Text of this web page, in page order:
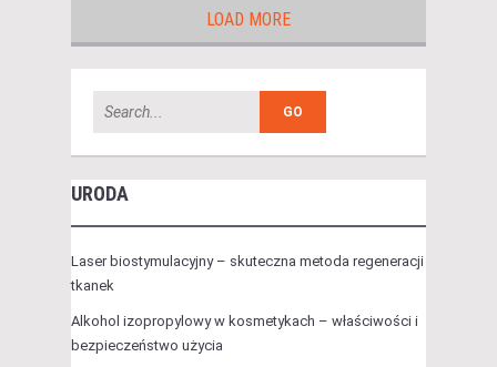
LOAD MORE
URODA
Laser biostymulacyjny – skuteczna metoda regeneracji
tkanek
Alkohol izopropylowy w kosmetykach – właściwości i
bezpieczeństwo użycia